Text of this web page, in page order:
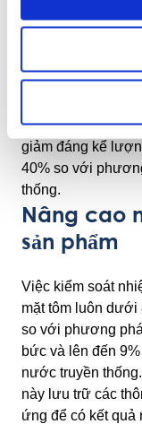
Hiệu quả
phun hơi nước
dụng lượng nước
nhiệt độ tối thiểu
giảm đáng kể
40% so với
thống.
Nâng cao
sản phẩm
Việc kiểm soát
mặt tôm luôn dưới
so với phương
bức và lên đến
nước truyền
này lưu trữ các
ứng để có kết quả